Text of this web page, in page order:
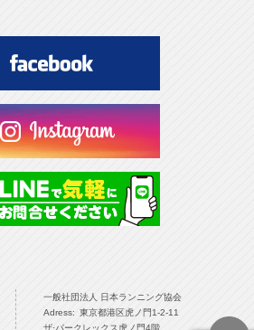
団法人 日本ランニング協会 TOPPAGE
一般社団法人 日本ランニング協会
Adress: 東京都港区虎ノ門1-2-11
ザ·パークレックス虎ノ門4階